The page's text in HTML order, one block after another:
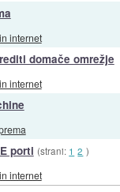
internet
domače omrežje
internet
porti (strani: 1 2 )
internet